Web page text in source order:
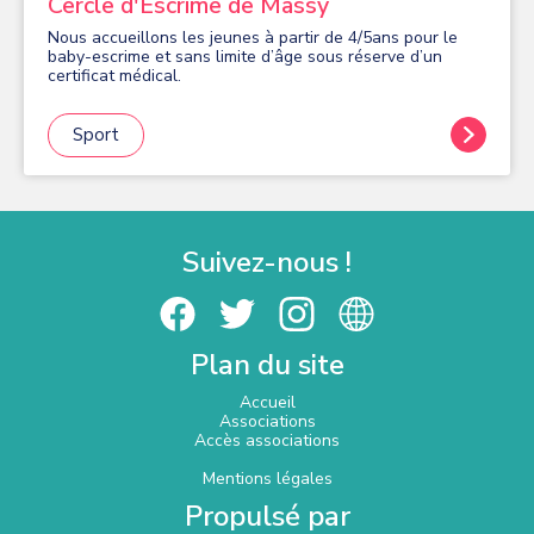
inconditionnelle dans le respect de ses valeurs et de
chacun. - Elle assure un portage de projets collectifs sur
le territoire. - L'équipe (bénévoles et professionnels)
collectif engagé, accompagne les publics vers
sa citoyenneté.
Nous accueillons les jeunes à partir de 4/5ans pour le
baby-escrime et sans limite d’âge sous réserve d’un
certificat médical.
Sport
Suivez-nous !
Plan du site
Accueil
Associations
Accès associations
Mentions légales
Propulsé par